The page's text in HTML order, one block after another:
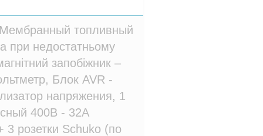
Мембранный топливный
при недостатньому
запобіжник –
Блок AVR -
напряжения, 1
400В - 32A
3 розетки Schuko (по